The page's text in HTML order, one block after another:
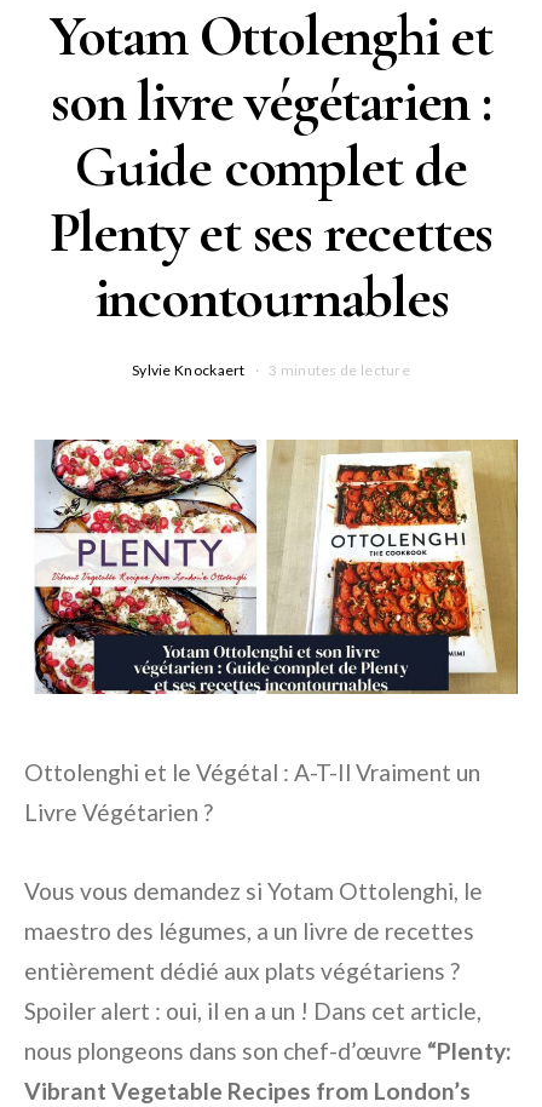
Yotam Ottolenghi et
son livre végétarien :
Guide complet de
Plenty et ses recettes
incontournables
Sylvie Knockaert 3 minutes de lecture
Ottolenghi et le Végétal : A-T-Il Vraiment un
Livre Végétarien ?
Vous vous demandez si Yotam Ottolenghi, le
maestro des légumes, a un livre de recettes
entièrement dédié aux plats végétariens ?
Spoiler alert : oui, il en a un ! Dans cet article,
nous plongeons dans son chef-d’œuvre “Plenty:
Vibrant Vegetable Recipes from London’s